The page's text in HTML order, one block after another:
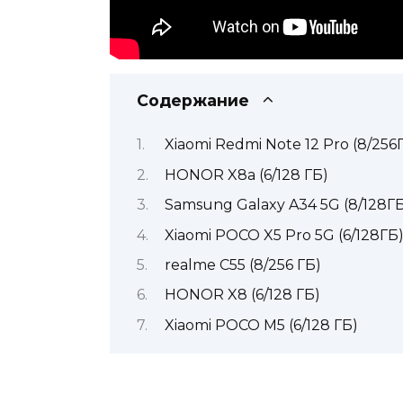
Содержание
Xiaomi Redmi Note 12 Pro (8/
HONOR X8a (6/128 ГБ)
Samsung Galaxy A34 5G (8/
Xiaomi POCO X5 Pro 5G (6/128ГБ)
realme C55 (8/256 ГБ)
HONOR X8 (6/128 ГБ)
Xiaomi POCO M5 (6/128 ГБ)